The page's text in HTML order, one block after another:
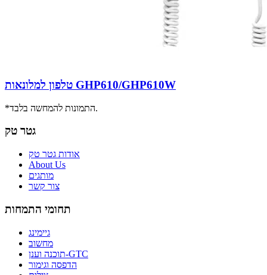
טלפון למלונאות GHP610/GHP610W
*התמונות להמחשה בלבד.
גטר טק
אודות גטר טק
About Us
מותגים
צור קשר
תחומי התמחות
גיימינג
מחשוב
תוכנה וענן-GTC
הדפסה וגימור